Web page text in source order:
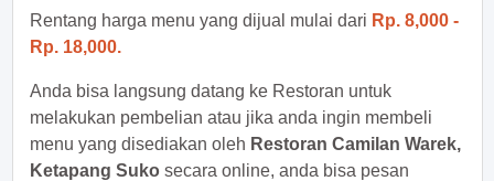
Rentang harga menu yang dijual mulai dari Rp. 8,000 -
Rp. 18,000.
Anda bisa langsung datang ke Restoran untuk
melakukan pembelian atau jika anda ingin membeli
menu yang disediakan oleh Restoran Camilan Warek,
Ketapang Suko secara online, anda bisa pesan